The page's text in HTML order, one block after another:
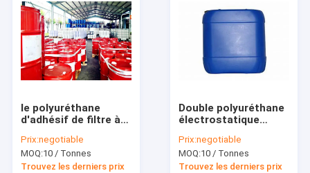
le polyuréthane
d'adhésif de filtre à
1.02g/ml a basé la
fonte chaude
Prix:negotiable
MOQ:10 / Tonnes
Trouvez les derniers prix
Double polyuréthane
électrostatique
matériel 9009-54-5
de filtre à air
Prix:negotiable
MOQ:10 / Tonnes
Trouvez les derniers prix